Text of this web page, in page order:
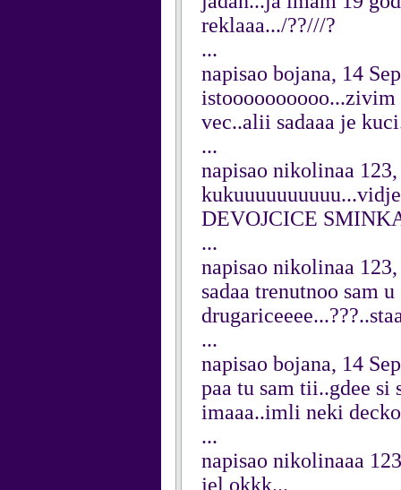
reklaaa.../??///?
...
napisao bojana, 14
istoooooooooo...zivim
vec..alii sadaaa je
...
napisao nikolinaa
DEVOJCICE
...
napisao nikolinaa
sadaa trenutnoo sam
...
napisao bojana, 14
paa tu sam tii..gdee si
imaaa..imli neki
...
napisao nikolinaaa
jel okkk...